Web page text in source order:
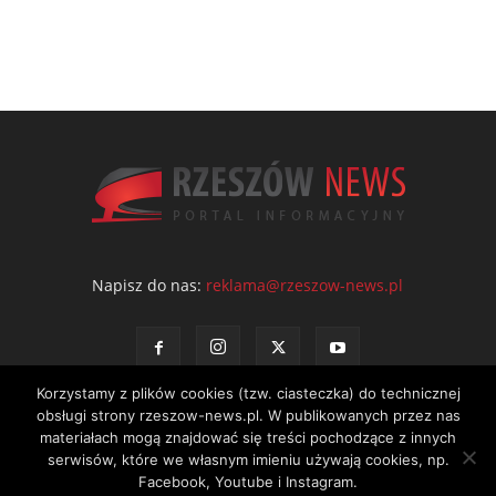
Napisz do nas: reklama@rzeszow-news.pl
Kontakt Polityka prywatności Regulamin portalu
Korzystamy z plików cookies (tzw. ciasteczka) do technicznej
obsługi strony rzeszow-news.pl. W publikowanych przez nas
materiałach mogą znajdować się treści pochodzące z innych
serwisów, które we własnym imieniu używają cookies, np.
Facebook, Youtube i Instagram.